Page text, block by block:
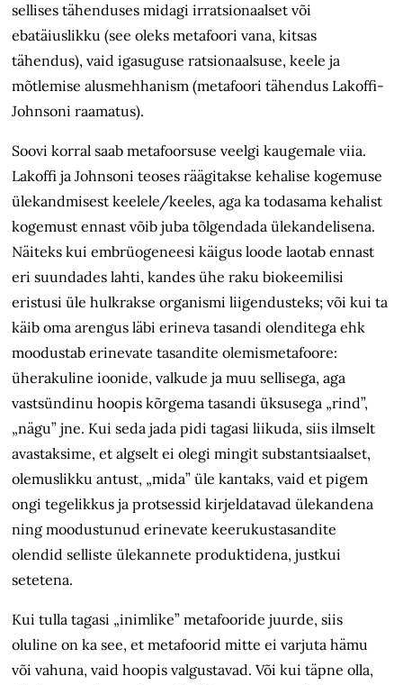
sellises tähenduses midagi irratsionaalset või
ebatäiuslikku (see oleks metafoori vana, kitsas
tähendus), vaid igasuguse ratsionaalsuse, keele ja
mõtlemise alusmehhanism (metafoori tähendus Lakoffi-
Johnsoni raamatus).
Soovi korral saab metafoorsuse veelgi kaugemale viia.
Lakoffi ja Johnsoni teoses räägitakse kehalise kogemuse
ülekandmisest keelele/keeles, aga ka todasama kehalist
kogemust ennast võib juba tõlgendada ülekandelisena.
Näiteks kui embrüogeneesi käigus loode laotab ennast
eri suundades lahti, kandes ühe raku biokeemilisi
eristusi üle hulkrakse organismi liigendusteks; või kui ta
käib oma arengus läbi erineva tasandi olenditega ehk
moodustab erinevate tasandite olemismetafoore:
üherakuline ioonide, valkude ja muu sellisega, aga
vastsündinu hoopis kõrgema tasandi üksusega „rind”,
„nägu” jne. Kui seda jada pidi tagasi liikuda, siis ilmselt
avastaksime, et algselt ei olegi mingit substantsiaalset,
olemuslikku antust, „mida” üle kantaks, vaid et pigem
ongi tegelikkus ja protsessid kirjeldatavad ülekandena
ning moodustunud erinevate keerukustasandite
olendid selliste ülekannete produktidena, justkui
setetena.
Kui tulla tagasi „inimlike” metafooride juurde, siis
oluline on ka see, et metafoorid mitte ei varjuta hämu
või vahuna, vaid hoopis valgustavad. Või kui täpne olla,